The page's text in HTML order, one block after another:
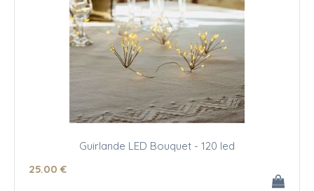
Guirlande LED Bouquet - 120 led
25.00 €